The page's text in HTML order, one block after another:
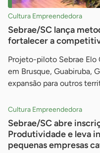
Cultura Empreendedora
Sebrae/SC lança
fortalecer a
Projeto-piloto Sebrae Elo
em Brusque, Guabiruba,
expansão para outros
Cultura Empreendedora
Sebrae/SC abre
Produtividade e leva
pequenas empresas